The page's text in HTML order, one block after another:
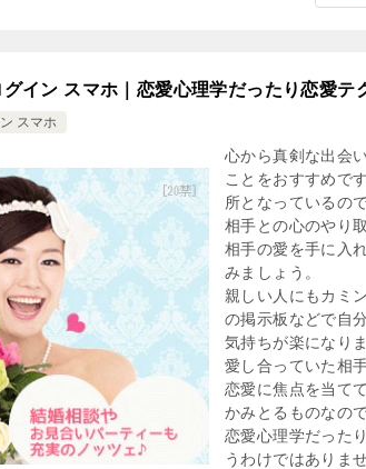
イン スマホ｜恋愛心理学だったり恋愛テ
スマホ
心から真剣な出会
ことをおすすめで
所となっているの
相手との心のやり
相手の愛を手に入
みましょう。
親しい人にもカミ
の掲示板などで自
気持ちが楽になり
愛し合っていた相
恋愛に焦点を当て
かみとるものなので
恋愛心理学だった
うわけではありま